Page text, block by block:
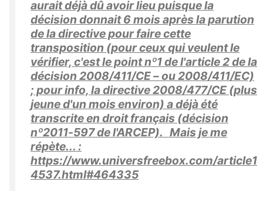
aurait déjà dû avoir lieu puisque la
décision donnait 6 mois après la parution
de la directive pour faire cette
transposition (pour ceux qui veulent le
vérifier, c'est le point nº1 de l'article 2 de la
décision 2008/411/CE – ou 2008/411/EC)
; pour info, la directive 2008/477/CE (plus
jeune d'un mois environ) a déjà été
transcrite en droit français (décision
nº2011-597 de l'ARCEP). Mais je me
répète... :
https://www.universfreebox.com/article1
4537.html#464335